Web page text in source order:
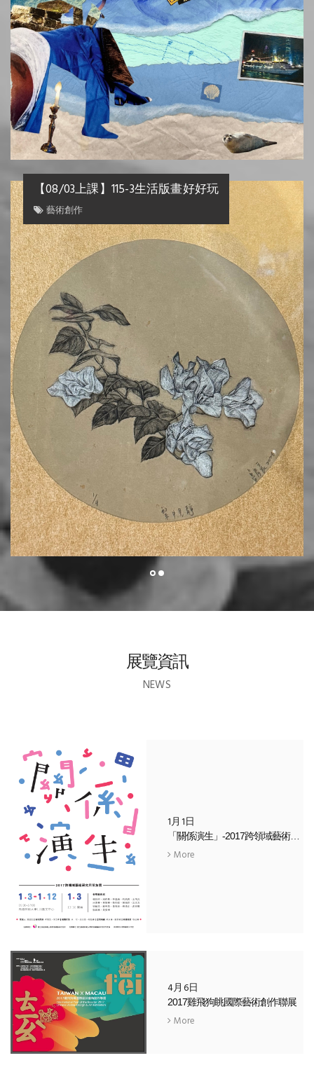
【08/03上課】115-3生活版畫好好玩
藝術創作
展覽資訊
NEWS
1月1日
「關係演生」-2017跨領域藝術研究所所友展
More
4月6日
2017雞飛狗眺國際藝術創作聯展
More